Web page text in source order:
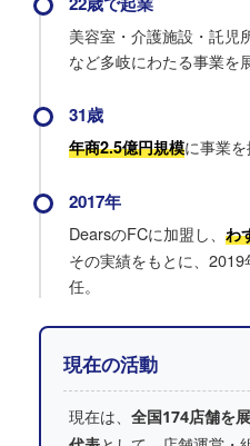
美容室・介護施設・託児
など多岐にわたる事業を
31歳
年商2.5億円規模に事業を
2017年
DearsのFCに加盟し、 わ
その実績をもとに、
任。
現在の活動
現在は、 全国174店舗を